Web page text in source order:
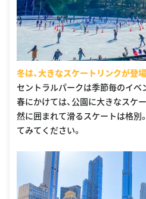
冬は、大きなスケートリンクが登場
セントラルパークは季節毎のイベ
春にかけては、公園に大きなスケ
然に囲まれて滑るスケートは格別
てみてください。